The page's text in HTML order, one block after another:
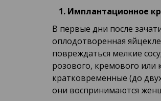
Имплантационное
В первые дни после
оплодотворенная
повреждаться мелкие
розового, кремового или
кратковременные (до
они воспринимаются